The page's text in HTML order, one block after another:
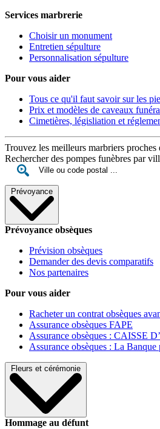
Services marbrerie
Choisir un monument
Entretien sépulture
Personnalisation sépulture
Pour vous aider
Tous ce qu'il faut savoir sur les
Prix et modèles de caveaux
Cimetières, législiation et
Trouvez les meilleurs marbriers proches
Rechercher des pompes funèbres par
Prévoyance
Prévoyance obsèques
Prévision obsèques
Demander des devis comparatifs
Nos partenaires
Pour vous aider
Racheter un contrat obsèques
Assurance obsèques FAPE
Assurance obsèques : CAISSE
Assurance obsèques : La Banque
Fleurs et cérémonie
Hommage au défunt